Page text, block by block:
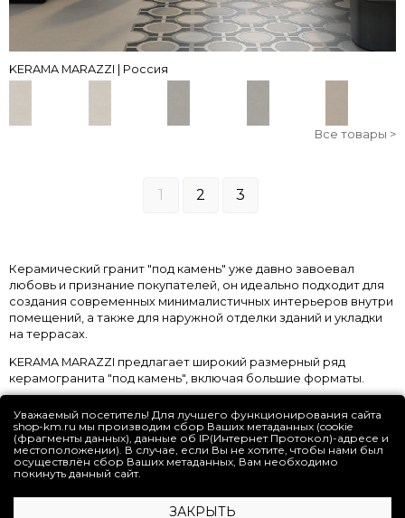
KERAMA MARAZZI | Россия
Все товары >
1 2 3
Керамический гранит "под камень" уже давно завоевал
любовь и признание покупателей, он идеально подходит для
создания современных минималистичных интерьеров внутри
помещений, а также для наружной отделки зданий и укладки
на террасах.
KERAMA MARAZZI предлагает широкий размерный ряд
керамогранита "под камень", включая большие форматы.
ВАЖНАЯ ИНФОРМАЦИЯ
Уважаемый посетитель! Для лучшего функционирования сайта
shop-km.ru мы производим сбор Ваших метаданных (cookie
(фрагменты данных), данные об IP(Интернет Протокол)-адресе и
местоположении). В случае, если Вы не хотите, чтобы нами был
осуществлён сбор Ваших метаданных, Вам необходимо
покинуть данный сайт.
ЗАКРЫТЬ